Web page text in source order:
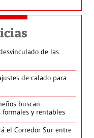
de las
de calado para
buscan
formales y rentables
el Corredor Sur entre